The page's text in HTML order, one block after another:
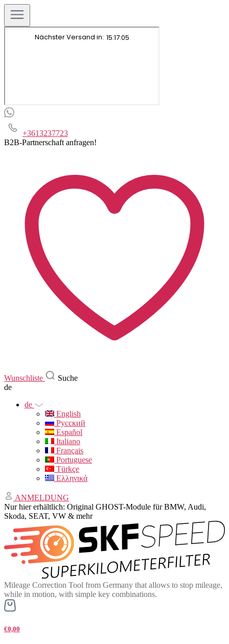
+3613237723
B2B-Partnerschaft anfragen!
Wunschliste
Suche
de
de
English
Русский
Español
Italiano
Français
Portuguese
Türkçe
Ελληνικά
ANMELDUNG
Nur hier erhältlich: Original GHOST-Module für BMW, Audi,
Skoda, SEAT, VW & mehr
Mileage Correction Tool from Germany that allows to stop mileage,
while in motion, with simple key combinations.
€0,00